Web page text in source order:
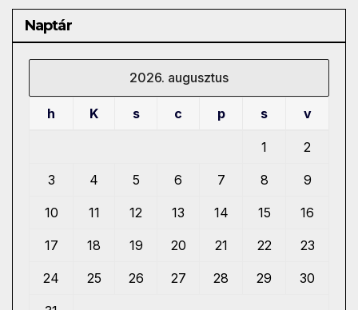
Naptár
2026. augusztus
h K s c p s v
1 2
3 4 5 6 7 8 9
10 11 12 13 14 15 16
17 18 19 20 21 22 23
24 25 26 27 28 29 30